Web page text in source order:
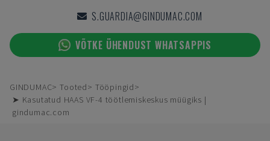
S.GUARDIA@GINDUMAC.COM
VÕTKE ÜHENDUST WHATSAPPIS
GINDUMAC Tooted
Tööpingid
➤ Kasutatud HAAS VF-4 töötlemiskeskus müügiks |
gindumac.com